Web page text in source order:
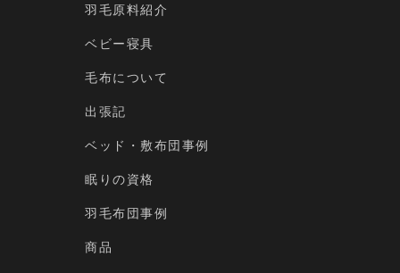
羽毛原料紹介
ベビー寝具
毛布について
出張記
ベッド・敷布団事例
眠りの資格
羽毛布団事例
商品